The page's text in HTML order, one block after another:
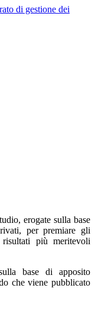
di gestione dei
erogate sulla base
per premiare gli
più meritevoli
base di apposito
che viene pubblicato